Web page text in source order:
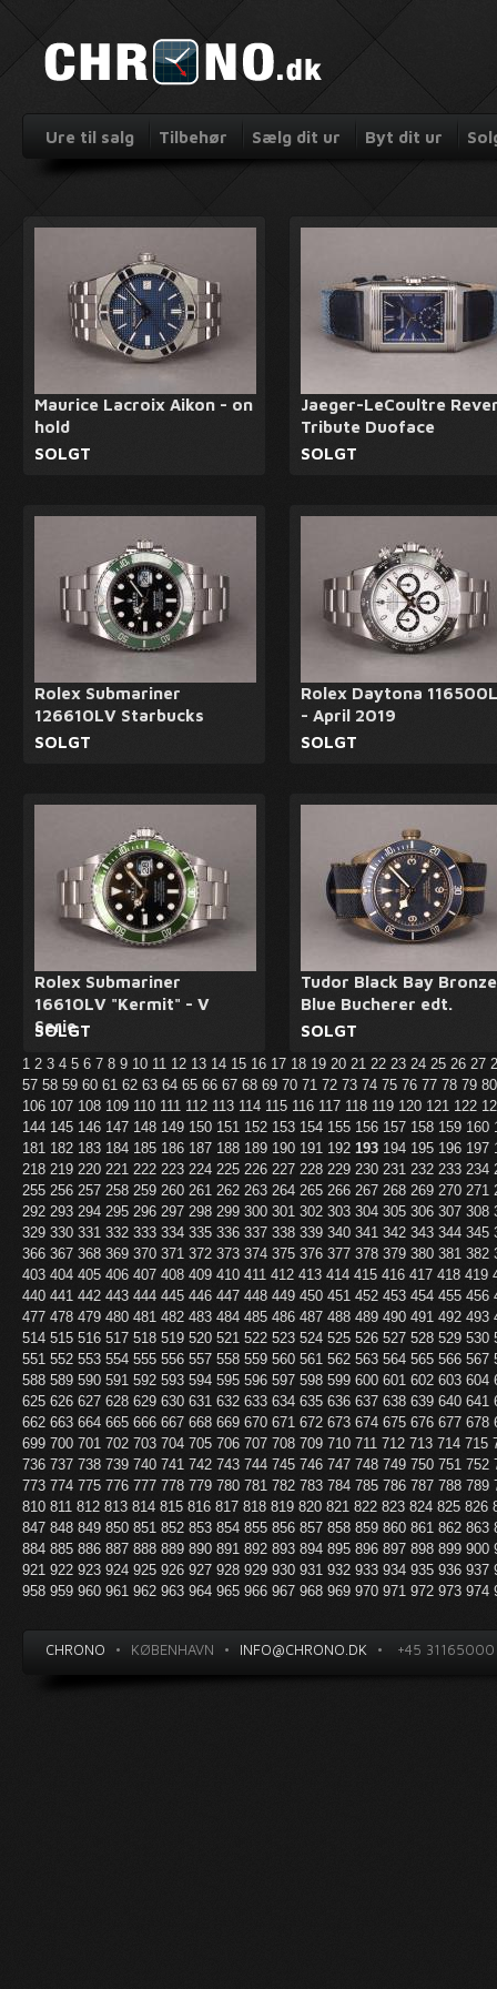
Ure til salg Tilbehør Sælg dit ur Byt dit ur
Maurice Lacroix Aikon - on
hold
SOLGT
Jaeger-LeCoultre
Tribute Duoface
SOLGT
Rolex Submariner
126610LV Starbucks
SOLGT
Rolex Daytona
- April 2019
SOLGT
Rolex Submariner
16610LV "Kermit" - V
Serie
SOLGT
Tudor Black Bay Bronze
Blue Bucherer edt.
SOLGT
1 2 3 4 5 6 7 8 9 10 11 12 13 14 15 16 17 18 19 20 21 22 23 24 25 26 27
57 58 59 60 61 62 63 64 65 66 67 68 69 70 71 72 73 74 75 76 77 78 79
106 107 108 109 110 111 112 113 114 115 116 117 118 119 120 121 122
144 145 146 147 148 149 150 151 152 153 154 155 156 157 158 159 160
181 182 183 184 185 186 187 188 189 190 191 192 193 194 195 196 197
218 219 220 221 222 223 224 225 226 227 228 229 230 231 232 233 234
255 256 257 258 259 260 261 262 263 264 265 266 267 268 269 270 271
292 293 294 295 296 297 298 299 300 301 302 303 304 305 306 307 308
329 330 331 332 333 334 335 336 337 338 339 340 341 342 343 344 345
366 367 368 369 370 371 372 373 374 375 376 377 378 379 380 381 382
403 404 405 406 407 408 409 410 411 412 413 414 415 416 417 418 419
440 441 442 443 444 445 446 447 448 449 450 451 452 453 454 455 456
477 478 479 480 481 482 483 484 485 486 487 488 489 490 491 492 493
514 515 516 517 518 519 520 521 522 523 524 525 526 527 528 529 530
551 552 553 554 555 556 557 558 559 560 561 562 563 564 565 566 567
588 589 590 591 592 593 594 595 596 597 598 599 600 601 602 603 604
625 626 627 628 629 630 631 632 633 634 635 636 637 638 639 640 641
662 663 664 665 666 667 668 669 670 671 672 673 674 675 676 677 678
699 700 701 702 703 704 705 706 707 708 709 710 711 712 713 714 715
736 737 738 739 740 741 742 743 744 745 746 747 748 749 750 751 752
773 774 775 776 777 778 779 780 781 782 783 784 785 786 787 788 789
810 811 812 813 814 815 816 817 818 819 820 821 822 823 824 825 826
847 848 849 850 851 852 853 854 855 856 857 858 859 860 861 862 863
884 885 886 887 888 889 890 891 892 893 894 895 896 897 898 899 900
921 922 923 924 925 926 927 928 929 930 931 932 933 934 935 936 937
958 959 960 961 962 963 964 965 966 967 968 969 970 971 972 973 974
CHRONO • KØBENHAVN • INFO@CHRONO.DK • +45 31165000